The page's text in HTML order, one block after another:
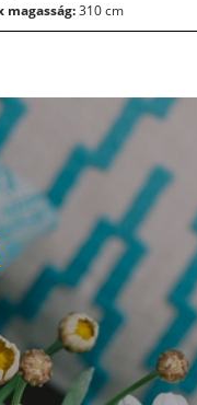
magasság:310 cm